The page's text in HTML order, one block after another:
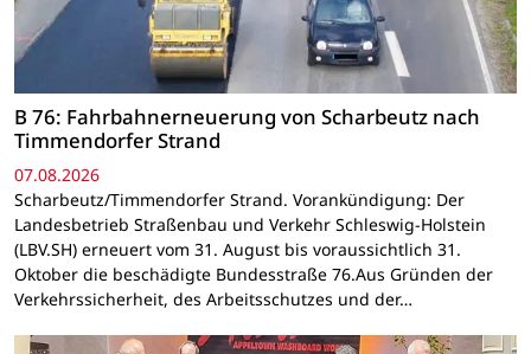
B 76: Fahrbahnerneuerung von Scharbeutz nach
Timmendorfer Strand
07.08.2026
Scharbeutz/Timmendorfer Strand. Vorankündigung: Der
Landesbetrieb Straßenbau und Verkehr Schleswig-Holstein
(LBV.SH) erneuert vom 31. August bis voraussichtlich 31.
Oktober die beschädigte Bundesstraße 76.Aus Gründen der
Verkehrssicherheit, des Arbeitsschutzes und der…